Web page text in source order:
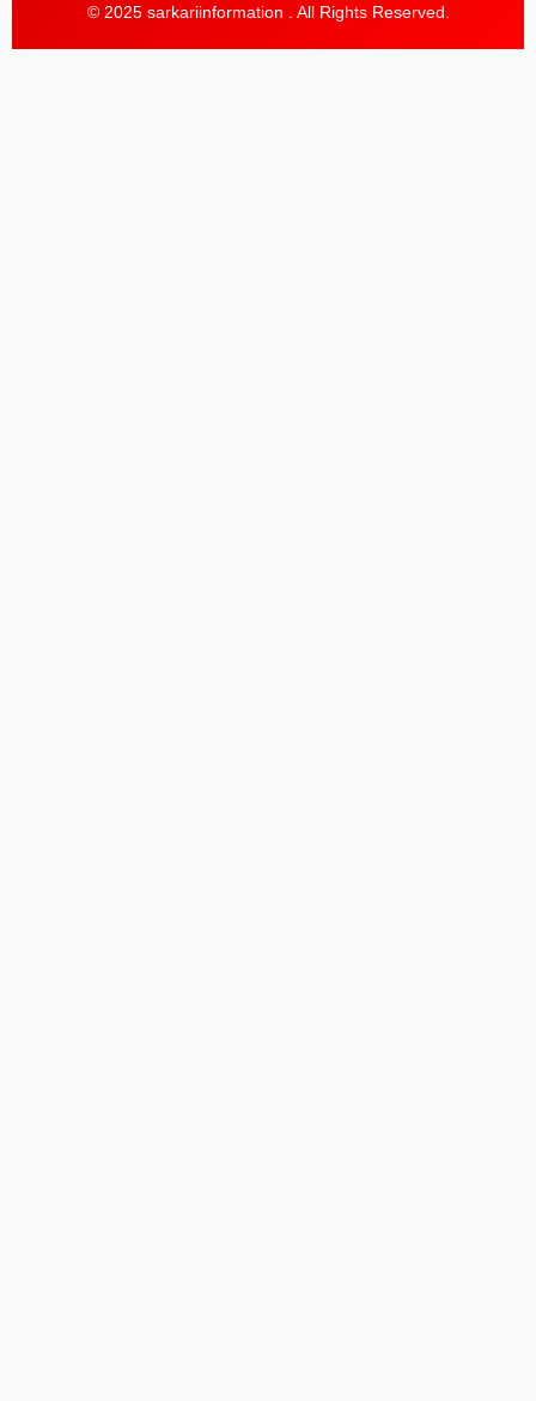
© 2025 sarkariinformation . All Rights Reserved.